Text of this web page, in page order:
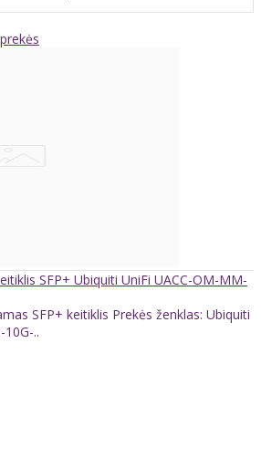
SFP+ Ubiquiti UniFi UACC-OM-MM-
SFP+ keitiklis Prekės ženklas: Ubiquiti
..